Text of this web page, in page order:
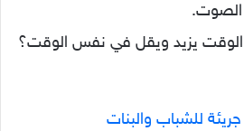
الصوت.
الوقت يزيد ويقل في نفس الوقت؟
للشباب والبنات